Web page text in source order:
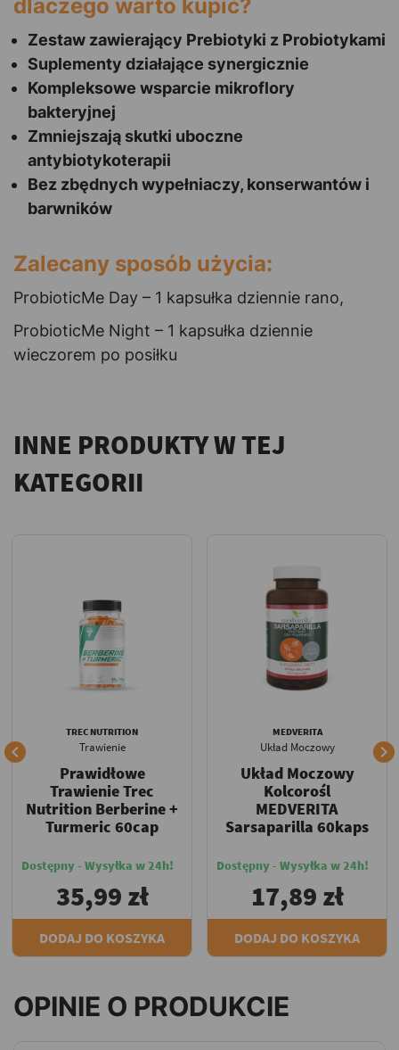
dlaczego warto kupić?
Zestaw zawierający Prebiotyki z Probiotykami
Suplementy działające synergicznie
Kompleksowe wsparcie mikroflory
bakteryjnej
Zmniejszają skutki uboczne
antybiotykoterapii
Bez zbędnych wypełniaczy, konserwantów i
barwników
Zalecany sposób użycia:
ProbioticMe Day – 1 kapsułka dziennie rano,
ProbioticMe Night – 1 kapsułka dziennie
wieczorem po posiłku
INNE PRODUKTY W TEJ
KATEGORII

TREC NUTRITION
Trawienie
Prawidłowe
Trawienie Trec
Nutrition Berberine +
Turmeric 60cap
Dostępny - Wysyłka w 24h!
35,99 zł
DODAJ DO KOSZYKA
MEDVERITA
Układ Moczowy
Układ Moczowy
Kolcorośl
MEDVERITA
Sarsaparilla 60kaps
Dostępny - Wysyłka w 24h!
17,89 zł
DODAJ DO KOSZYKA

OPINIE O PRODUKCIE